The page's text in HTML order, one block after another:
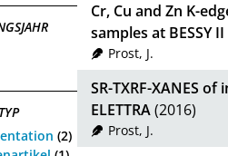
(2)
Cr, Cu and Zn K-
samples at BESSY II
Prost, J.
SR-TXRF-XANES
ELETTRA(2016)
Prost, J.